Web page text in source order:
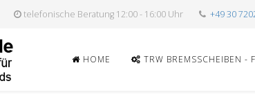
telefonische Beratung 12:00 - 16:00 Uhr +49 30
HOME TRW BREMSSCHEIBEN -